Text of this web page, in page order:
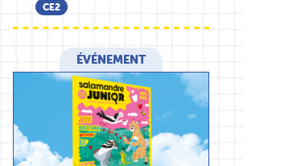
CE2
ÉVÉNEMENT